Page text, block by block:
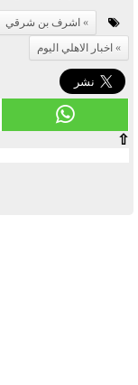
اشرف بن شرقي
اخبار الاهلي اليوم
⇧